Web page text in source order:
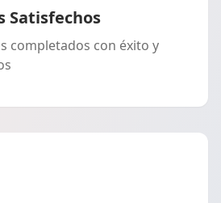
Satisfechos
completados con éxito y